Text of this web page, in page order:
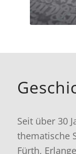
Seit über 30
thematische
Fürth,